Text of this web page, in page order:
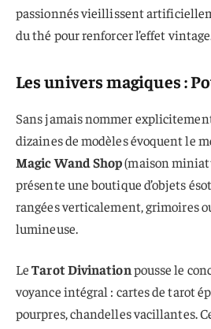
passionnés vieillissent
du thé pour renforcer l’effet
Les univers magiques :
Sans jamais nommer
dizaines de modèlesévoquent le
Magic Wand Shop(maison
présente une boutique d’objets
rangées verticalement, grimoires
lumineuse.
LeTarot Divinationpousse le
voyance intégral : cartes de tarot
pourpres, chandelles vacillantes.